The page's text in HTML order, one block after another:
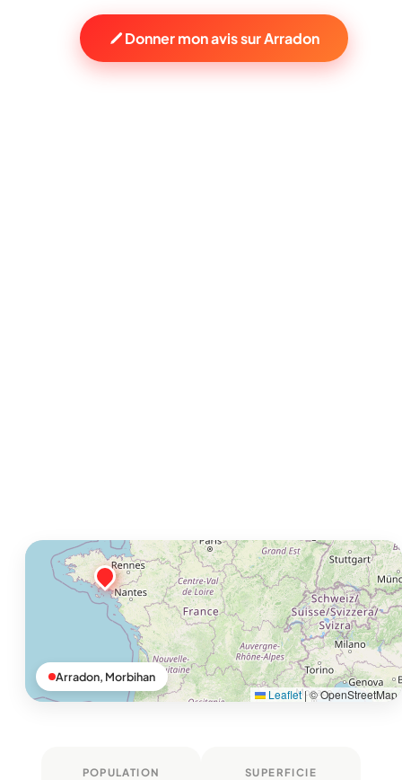
Donner mon avis sur Arradon
Leaflet |© OpenStreetMap
Arradon, Morbihan
POPULATION SUPERFICIE